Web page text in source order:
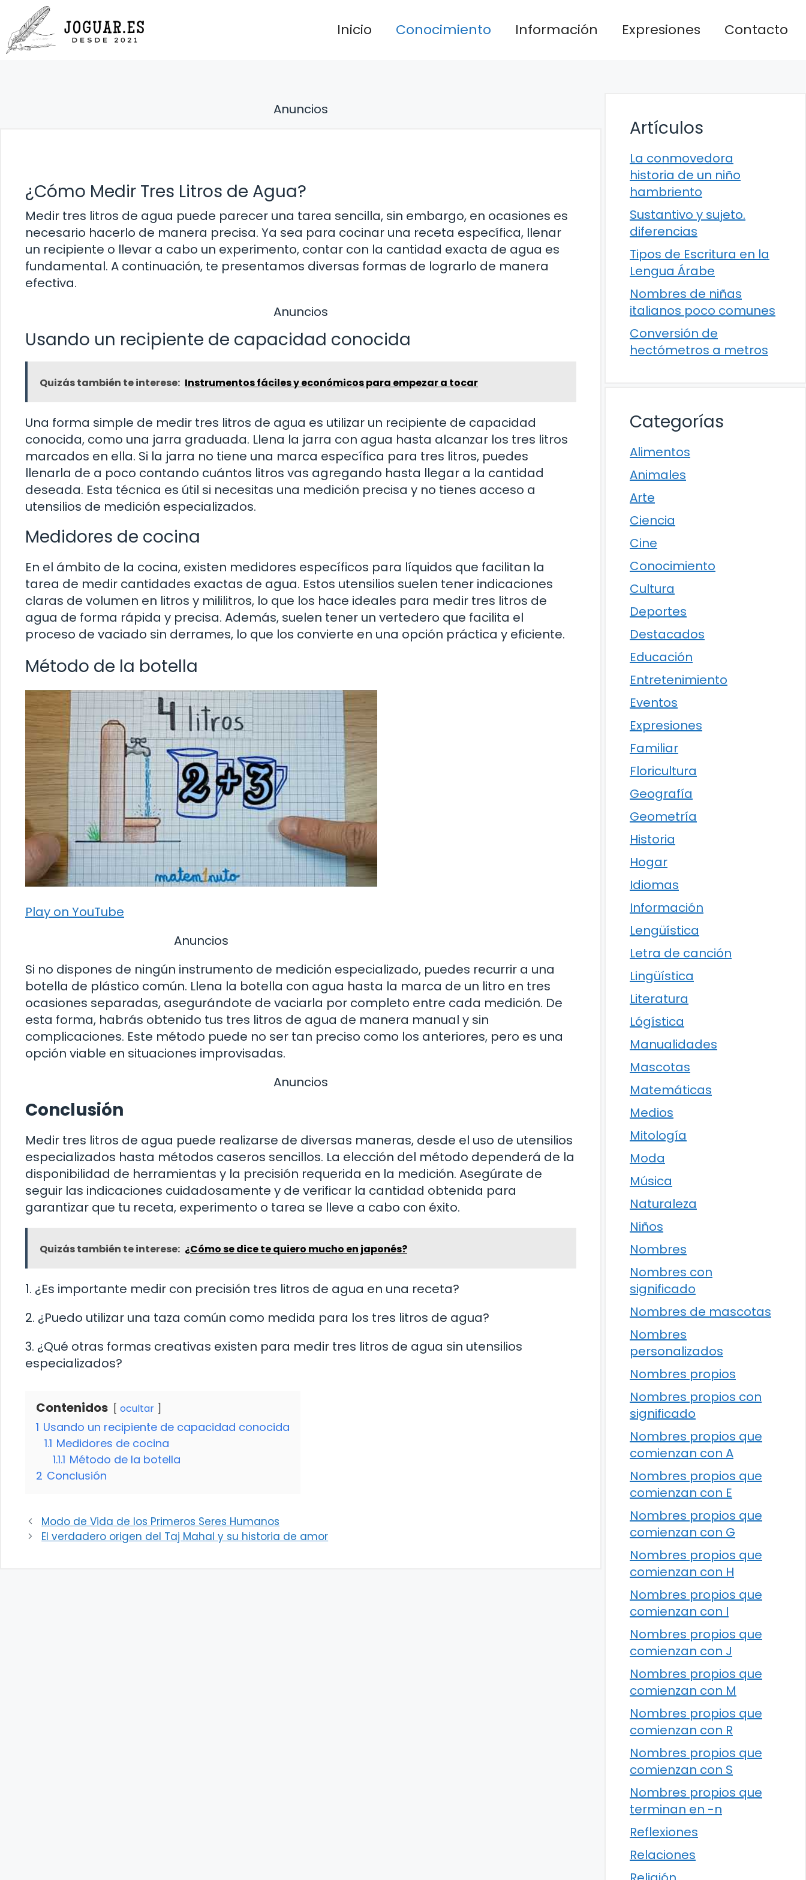
contenido
Inicio Conocimiento Información Expresiones Contacto
Anuncios
¿Cómo Medir Tres Litros de Agua?
Medir tres litros de agua puede parecer una tarea sencilla, sin embargo, en ocasiones es
necesario hacerlo de manera precisa. Ya sea para cocinar una receta específica, llenar
un recipiente o llevar a cabo un experimento, contar con la cantidad exacta de agua es
fundamental. A continuación, te presentamos diversas formas de lograrlo de manera
efectiva.
Anuncios
Usando un recipiente de capacidad conocida
Quizás también te interese: Instrumentos fáciles y económicos para empezar a tocar
Una forma simple de medir tres litros de agua es utilizar un recipiente de capacidad
conocida, como una jarra graduada. Llena la jarra con agua hasta alcanzar los tres litros
marcados en ella. Si la jarra no tiene una marca específica para tres litros, puedes
llenarla de a poco contando cuántos litros vas agregando hasta llegar a la cantidad
deseada. Esta técnica es útil si necesitas una medición precisa y no tienes acceso a
utensilios de medición especializados.
Medidores de cocina
En el ámbito de la cocina, existen medidores específicos para líquidos que facilitan la
tarea de medir cantidades exactas de agua. Estos utensilios suelen tener indicaciones
claras de volumen en litros y mililitros, lo que los hace ideales para medir tres litros de
agua de forma rápida y precisa. Además, suelen tener un vertedero que facilita el
proceso de vaciado sin derrames, lo que los convierte en una opción práctica y eficiente.
Método de la botella
Play on YouTube
Anuncios
Si no dispones de ningún instrumento de medición especializado, puedes recurrir a una
botella de plástico común. Llena la botella con agua hasta la marca de un litro en tres
ocasiones separadas, asegurándote de vaciarla por completo entre cada medición. De
esta forma, habrás obtenido tus tres litros de agua de manera manual y sin
complicaciones. Este método puede no ser tan preciso como los anteriores, pero es una
opción viable en situaciones improvisadas.
Anuncios
Conclusión
Medir tres litros de agua puede realizarse de diversas maneras, desde el uso de utensilios
especializados hasta métodos caseros sencillos. La elección del método dependerá de la
disponibilidad de herramientas y la precisión requerida en la medición. Asegúrate de
seguir las indicaciones cuidadosamente y de verificar la cantidad obtenida para
garantizar que tu receta, experimento o tarea se lleve a cabo con éxito.
Quizás también te interese: ¿Cómo se dice te quiero mucho en japonés?
1. ¿Es importante medir con precisión tres litros de agua en una receta?
2. ¿Puedo utilizar una taza común como medida para los tres litros de agua?
3. ¿Qué otras formas creativas existen para medir tres litros de agua sin utensilios
especializados?
Contenidos ocultar
1 Usando un recipiente de capacidad conocida
1.1 Medidores de cocina
1.1.1 Método de la botella
2 Conclusión
Modo de Vida de los Primeros Seres Humanos
El verdadero origen del Taj Mahal y su historia de amor
Artículos
La conmovedora
historia de un niño
hambriento
Sustantivo y sujeto.
diferencias
Tipos de Escritura en la
Lengua Árabe
Nombres de niñas
italianos poco comunes
Conversión de
hectómetros a metros
Categorías
Alimentos
Animales
Arte
Ciencia
Cine
Conocimiento
Cultura
Deportes
Destacados
Educación
Entretenimiento
Eventos
Expresiones
Familiar
Floricultura
Geografía
Geometría
Historia
Hogar
Idiomas
Información
Lengüística
Letra de canción
Lingüística
Literatura
Lógística
Manualidades
Mascotas
Matemáticas
Medios
Mitología
Moda
Música
Naturaleza
Niños
Nombres
Nombres con
significado
Nombres de mascotas
Nombres
personalizados
Nombres propios
Nombres propios con
significado
Nombres propios que
comienzan con A
Nombres propios que
comienzan con E
Nombres propios que
comienzan con G
Nombres propios que
comienzan con H
Nombres propios que
comienzan con I
Nombres propios que
comienzan con J
Nombres propios que
comienzan con M
Nombres propios que
comienzan con R
Nombres propios que
comienzan con S
Nombres propios que
terminan en -n
Reflexiones
Relaciones